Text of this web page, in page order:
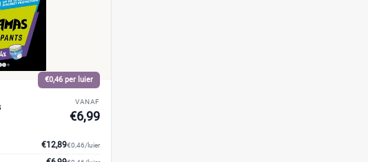
€0,46 per luier
VANAF
€6,99
€12,89€0,46/luier